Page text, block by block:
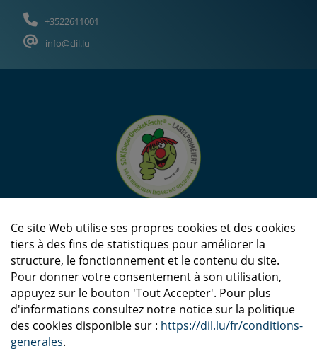
+3522611001
info@dil.lu
Ce site Web utilise ses propres cookies et des cookies
tiers à des fins de statistiques pour améliorer la
structure, le fonctionnement et le contenu du site.
Pour donner votre consentement à son utilisation,
appuyez sur le bouton 'Tout Accepter'. Pour plus
d'informations consultez notre notice sur la politique
des cookies disponible sur : https://dil.lu/fr/conditions-
generales.